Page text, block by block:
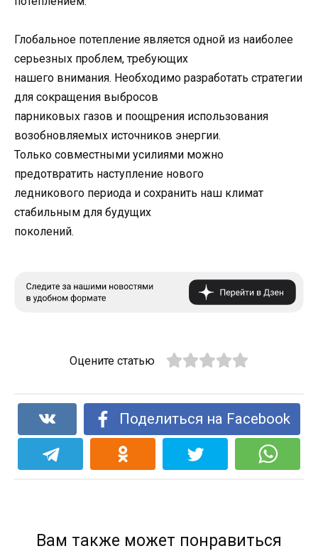
Глобальное потепление является одной из наиболее
серьезных проблем, требующих
нашего внимания. Необходимо разработать стратегии
для сокращения выбросов
парниковых газов и поощрения использования
возобновляемых источников энергии.
Только совместными усилиями можно
предотвратить наступление нового
ледникового периода и сохранить наш климат
стабильным для будущих
поколений.
Оцените статью
Поделиться на Facebook
Вам также может понравиться